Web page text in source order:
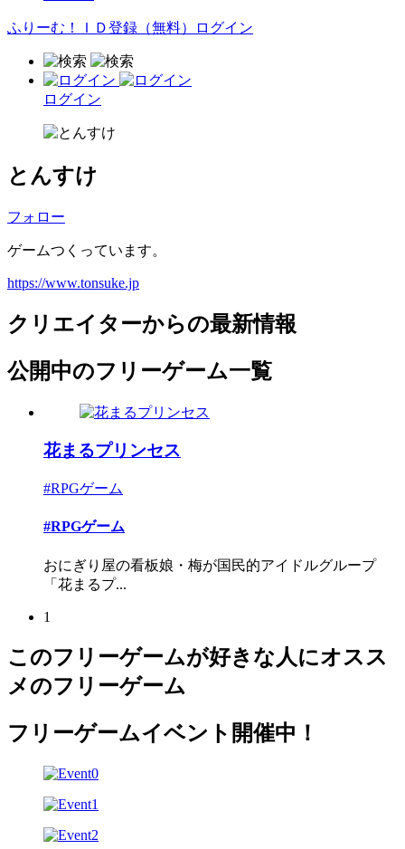
ふりーむ！ＩＤ登録（無料） ログイン
ログイン
とんすけ
フォロー
ゲームつくっています。
https://www.tonsuke.jp
クリエイターからの最新情報
公開中のフリーゲーム一覧
花まるプリンセス
#RPGゲーム
#RPGゲーム
おにぎり屋の看板娘・梅が国民的アイドルグループ
「花まるプ...
1
このフリーゲームが好きな人にオスス
メのフリーゲーム
フリーゲームイベント開催中！